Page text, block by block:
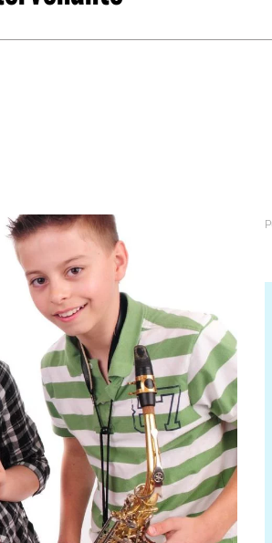
Avec nos focus diplômes
Apprendre autrement
Avec nos focus métiers